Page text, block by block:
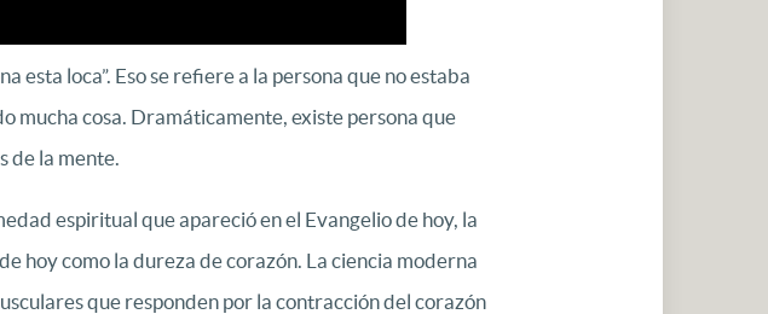
esta loca”. Eso se refiere a la persona que no estaba
mucha cosa. Dramáticamente, existe persona que
de la mente.
espiritual que apareció en el Evangelio de hoy, la
hoy como la dureza de corazón. La ciencia moderna
que responden por la contracción del corazón